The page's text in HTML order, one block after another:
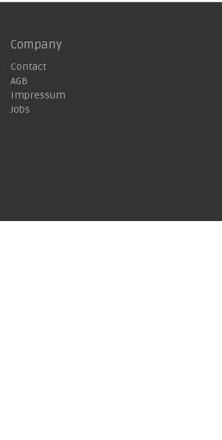
Company
Contact
AGB
Impressum
Jobs